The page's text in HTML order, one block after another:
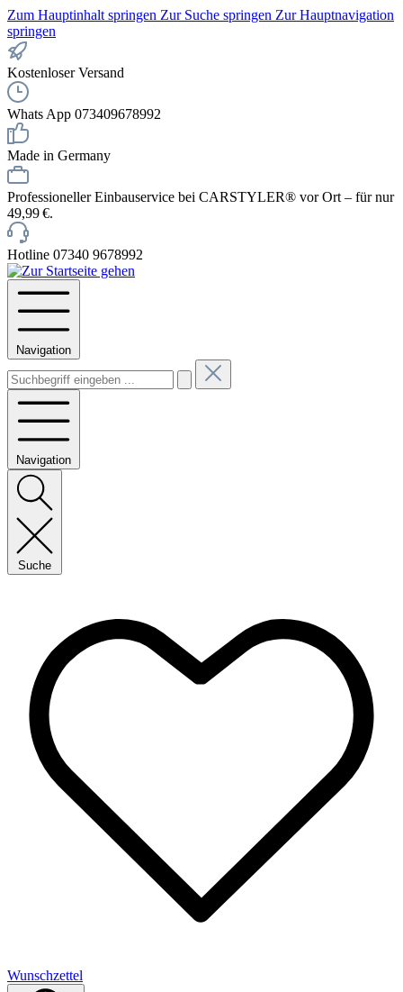
Zum Hauptinhalt springen Zur Suche springen Zur Hauptnavigation
springen
Kostenloser Versand
Whats App 073409678992
Made in Germany
Professioneller Einbauservice bei CARSTYLER® vor Ort – für nur
49,99 €.
Hotline 07340 9678992
Navigation
Navigation
Suche
Wunschzettel